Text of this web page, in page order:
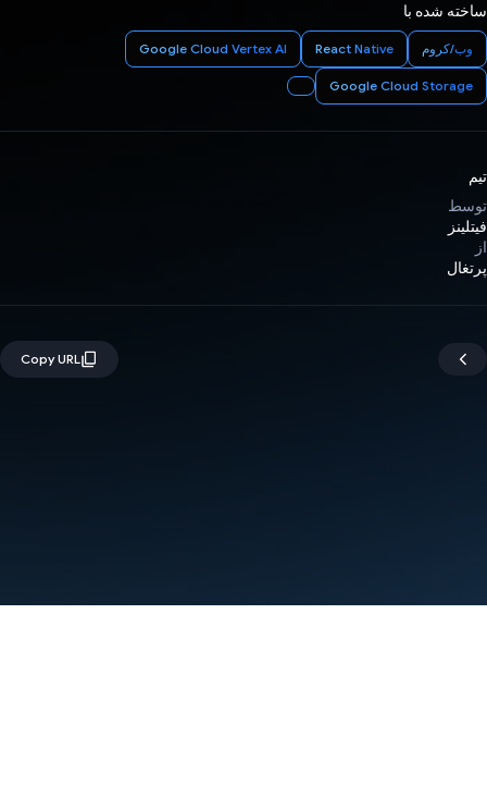
ساخته شده با
وب/کروم React Native
Google Cloud Vertex AI
Google Cloud Storage
تیم
توسط
فیتلینز
از
پرتغال